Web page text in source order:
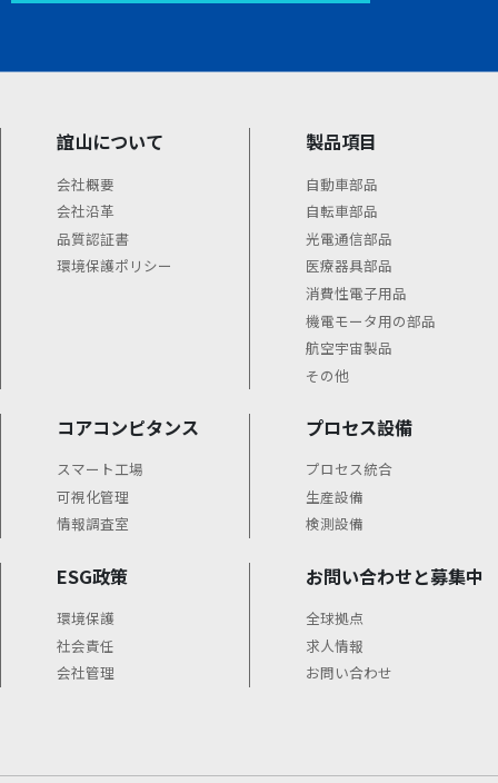
誼山について
会社概要
会社沿革
品質認証書
環境保護ポリシー
製品項目
自動車部品
自転車部品
光電通信部品
医療器具部品
消費性電子用品
機電モータ用の部品
航空宇宙製品
その他
コアコンピタンス
スマート工場
可視化管理
情報調査室
プロセス設備
プロセス統合
生産設備
検測設備
ESG政策
環境保護
社会責任
会社管理
お問い合わせと募集中
全球拠点
求人情報
お問い合わせ